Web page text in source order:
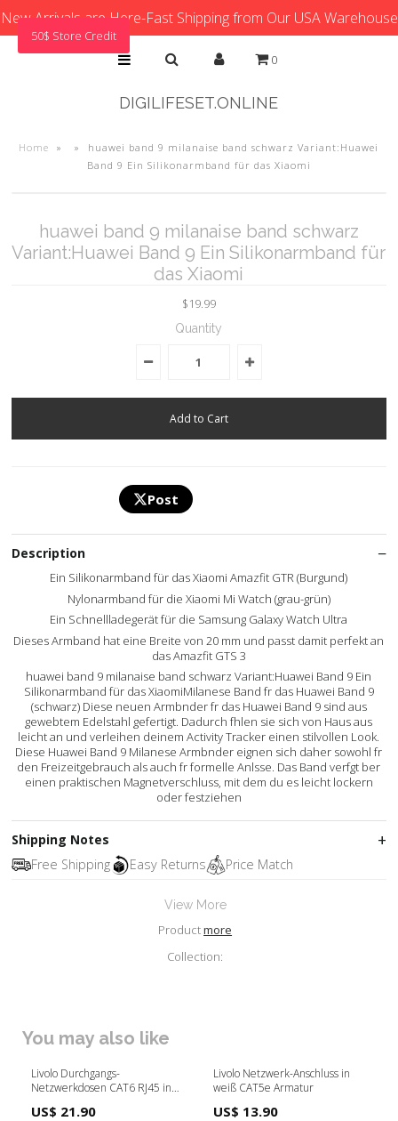
New Arrivals are Here-Fast Shipping from Our USA Warehouse
0
DIGILIFESET.ONLINE
Home » »
huawei band 9 milanaise band schwarz Variant:Huawei
Band 9 Ein Silikonarmband für das Xiaomi
huawei band 9 milanaise band schwarz
Variant:Huawei Band 9 Ein Silikonarmband für
das Xiaomi
$19.99
Quantity
Post
Description
Ein Silikonarmband für das Xiaomi Amazfit GTR (Burgund)
Nylonarmband für die Xiaomi Mi Watch (grau-grün)
Ein Schnellladegerät für die Samsung Galaxy Watch Ultra
Dieses Armband hat eine Breite von 20 mm und passt damit perfekt an
das Amazfit GTS 3
huawei band 9 milanaise band schwarz Variant:Huawei Band 9 Ein
Silikonarmband für das XiaomiMilanese Band fr das Huawei Band 9
(schwarz) Diese neuen Armbnder fr das Huawei Band 9 sind aus
gewebtem Edelstahl gefertigt. Dadurch fhlen sie sich von Haus aus
leicht an und verleihen deinem Activity Tracker einen stilvollen Look.
Diese Huawei Band 9 Milanese Armbnder eignen sich daher sowohl fr
den Freizeitgebrauch als auch fr formelle Anlsse. Das Band verfgt ber
einen praktischen Magnetverschluss, mit dem du es leicht lockern
oder festziehen
Shipping Notes
Free Shipping
Easy Returns Price Match
View More
Productmore
Collection:
You may also like
Livolo Durchgangs-
Netzwerkdosen CAT6 RJ45 in
US$ 21.90
Livolo Netzwerk-Anschluss in
weiß CAT5e Armatur
US$ 13.90
50$ Store Credit